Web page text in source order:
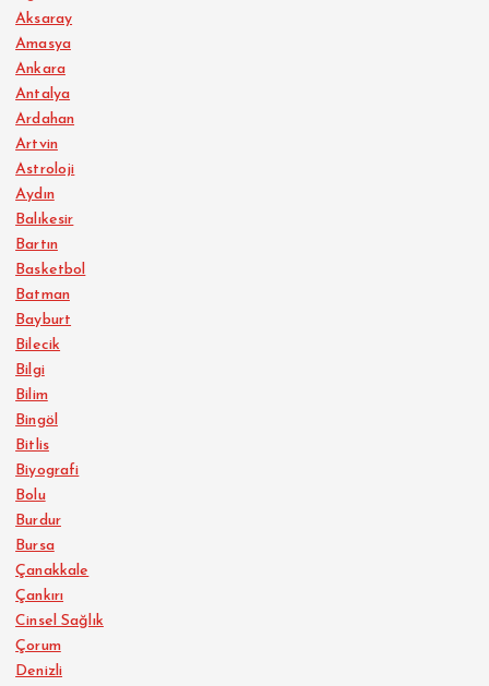
Aksaray
Amasya
Ankara
Antalya
Ardahan
Artvin
Astroloji
Aydın
Balıkesir
Bartın
Basketbol
Batman
Bayburt
Bilecik
Bilgi
Bilim
Bingöl
Bitlis
Biyografi
Bolu
Burdur
Bursa
Çanakkale
Çankırı
Cinsel Sağlık
Çorum
Denizli